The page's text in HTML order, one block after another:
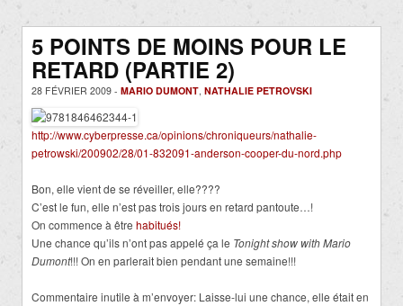
5 POINTS DE MOINS POUR LE
RETARD (PARTIE 2)
28 FÉVRIER 2009 - MARIO DUMONT, NATHALIE PETROVSKI
http://www.cyberpresse.ca/opinions/chroniqueurs/nathalie-
petrowski/200902/28/01-832091-anderson-cooper-du-nord.php
Bon, elle vient de se réveiller, elle????
C’est le fun, elle n’est pas trois jours en retard pantoute…!
On commence à être habitués!
Une chance qu’ils n’ont pas appelé ça le Tonight show with Mario
Dumont!!! On en parlerait bien pendant une semaine!!!
Commentaire inutile à m’envoyer: Laisse-lui une chance, elle était en